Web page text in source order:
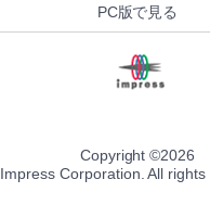
PC版で見る
Copyright ©2026
Impress Corporation. All